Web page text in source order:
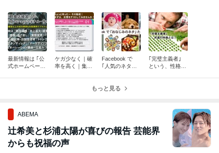
最新情報は ｢公
式ホームページ
ケガ少なく｜確
率を高く｜集客
Facebook で
｢人気のネタた
を、多くの人た
｢完璧主義者｣
という、性格の
もっと見る
ABEMA
辻希美と杉浦太陽が喜びの報告 芸能界
からも祝福の声